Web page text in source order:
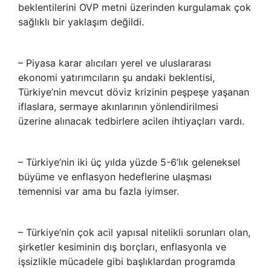
beklentilerini OVP metni üzerinden kurgulamak çok
sağlıklı bir yaklaşım değildi.
– Piyasa karar alıcıları yerel ve uluslararası
ekonomi yatırımcıların şu andaki beklentisi,
Türkiye’nin mevcut döviz krizinin peşpeşe yaşanan
iflaslara, sermaye akınlarının yönlendirilmesi
üzerine alınacak tedbirlere acilen ihtiyaçları vardı.
– Türkiye’nin iki üç yılda yüzde 5-6’lık geleneksel
büyüme ve enflasyon hedeflerine ulaşması
temennisi var ama bu fazla iyimser.
– Türkiye’nin çok acil yapısal nitelikli sorunları olan,
şirketler kesiminin dış borçları, enflasyonla ve
işsizlikle mücadele gibi başlıklardan programda